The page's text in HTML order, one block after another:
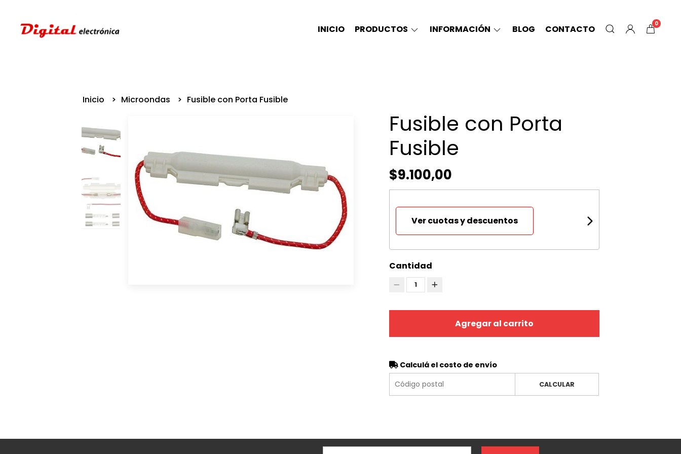
INICIO PRODUCTOS INFORMACIÓN BLOG CONTACTO 0
Inicio Microondas Fusible con Porta Fusible
Fusible con Porta
Fusible
$9.100,00
Ver cuotas y descuentos
Cantidad
1
Agregar al carrito
Calculá el costo de envío
CALCULAR